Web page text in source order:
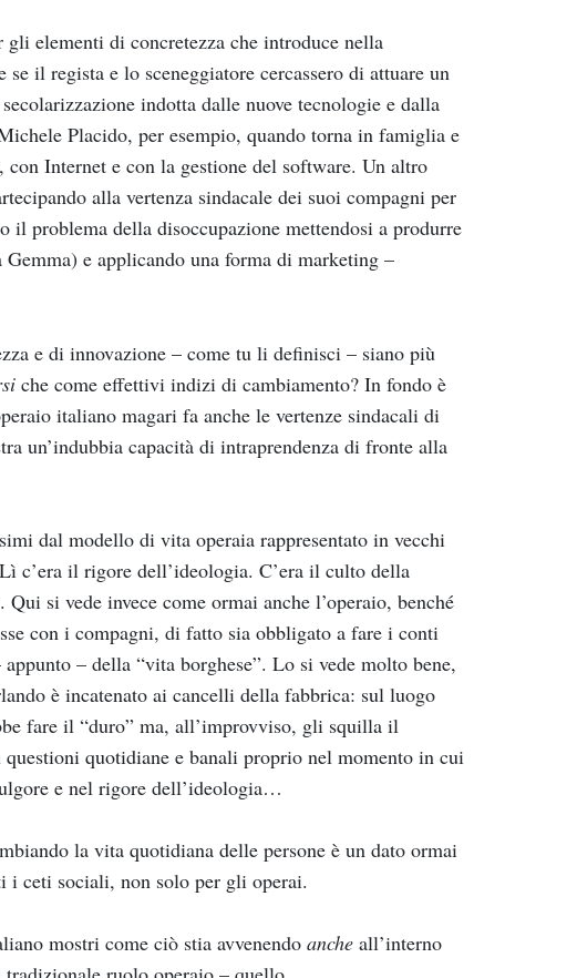
elementi di concretezza che introduce nella
il regista e lo sceneggiatore cercassero di attuare un
indotta dalle nuove tecnologie e dalla
Placido, per esempio, quando torna in famiglia e
Internet e con la gestione del software. Un altro
alla vertenza sindacale dei suoi compagni per
problema della disoccupazione mettendosi a produrre
e applicando una forma di marketing –
e di innovazione – come tu li definisci – siano più
che come effettivi indizi di cambiamento? In fondo è
italiano magari fa anche le vertenze sindacali di
un’indubbia capacità di intraprendenza di fronte alla
dal modello di vita operaia rappresentato in vecchi
c’era il rigore dell’ideologia. C’era il culto della
si vede invece come ormai anche l’operaio, benché
con i compagni, di fatto sia obbligato a fare i conti
– della “vita borghese”. Lo si vede molto bene,
è incatenato ai cancelli della fabbrica: sul luogo
fare il “duro” ma, all’improvviso, gli squilla il
quotidiane e banali proprio nel momento in cui
e nel rigore dell’ideologia…
la vita quotidiana delle persone è un dato ormai
i ceti sociali, non solo per gli operai.
mostri come ciò stia avvenendo anche all’interno